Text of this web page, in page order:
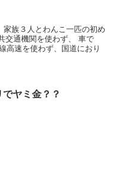
族３人とわんこ一匹の初め
交通機関を使わず、 車で
高速を使わず、国道におり
でヤミ金？？